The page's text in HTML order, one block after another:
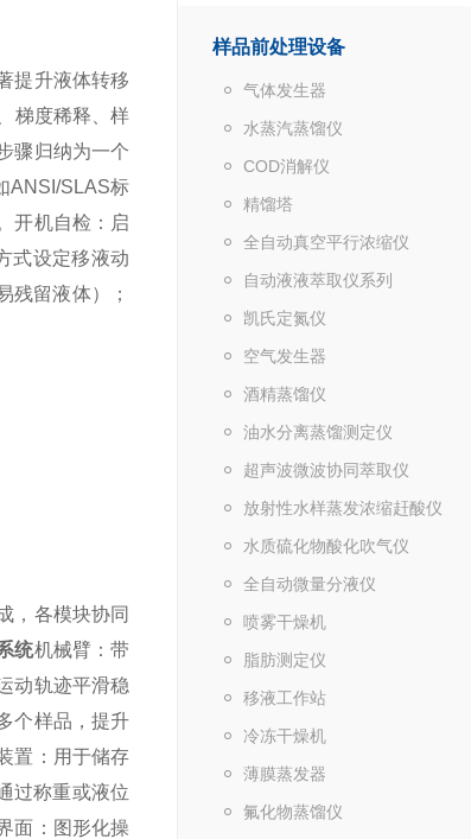
样品前处理设备
气体发生器
水蒸汽蒸馏仪
COD消解仪
精馏塔
全自动真空平行浓缩仪
自动液液萃取仪系列
凯氏定氮仪
空气发生器
酒精蒸馏仪
油水分离蒸馏测定仪
超声波微波协同萃取仪
放射性水样蒸发浓缩赶酸仪
水质硫化物酸化吹气仪
全自动微量分液仪
喷雾干燥机
脂肪测定仪
移液工作站
冷冻干燥机
薄膜蒸发器
氟化物蒸馏仪
提升液体转移
梯度稀释、样
骤归纳为一个
ANSI/SLAS标
开机自检：启
式设定移液动
残留液体）；
，各模块协同
统机械臂：带
动轨迹平滑稳
个样品，提升
置：用于储存
过称重或液位
面：图形化操